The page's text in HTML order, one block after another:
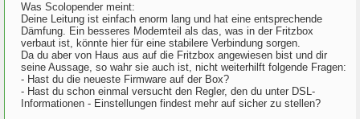
Was Scolopender meint:
Deine Leitung ist einfach enorm lang und hat eine entsprechende
Dämfung. Ein besseres Modemteil als das, was in der Fritzbox
verbaut ist, könnte hier für eine stabilere Verbindung sorgen.
Da du aber von Haus aus auf die Fritzbox angewiesen bist und dir
seine Aussage, so wahr sie auch ist, nicht weiterhilft folgende Fragen:
- Hast du die neueste Firmware auf der Box?
- Hast du schon einmal versucht den Regler, den du unter DSL-
Informationen - Einstellungen findest mehr auf sicher zu stellen?